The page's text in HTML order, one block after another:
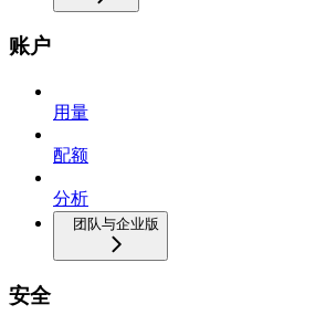
账户
用量
配额
分析
团队与企业版
安全